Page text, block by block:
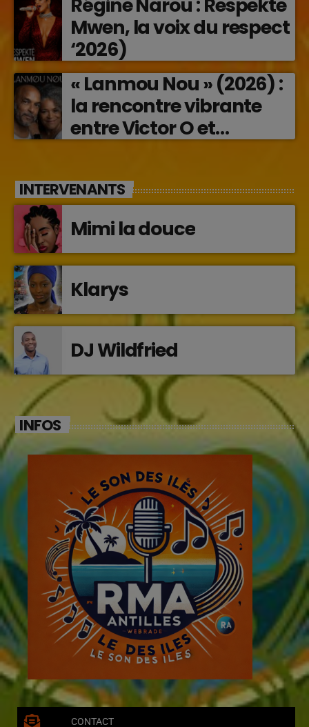
en musique (2026)
Mwen, la voix du respect
‘2026)
« Lanmou Nou » (2026) :
la rencontre vibrante
entre Victor O et
INTERVENANTS
Mimi la douce
Klarys
DJ Wildfried
INFOS
CONTACT